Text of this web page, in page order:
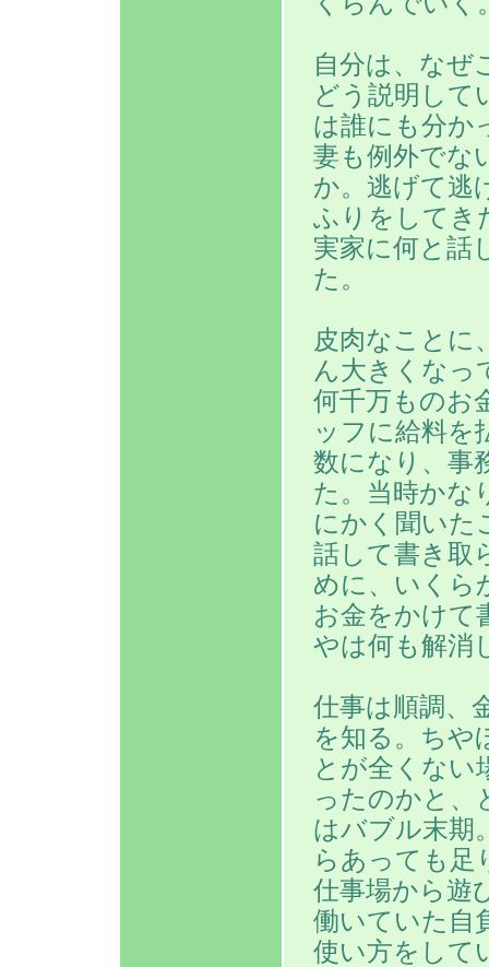
自分は、なぜ
どう説明して
は誰にも分か
妻も例外でな
か。逃げて逃
ふりをしてき
実家に何と話
た。
皮肉なことに
ん大きくなっ
何千万ものお
ッフに給料を
数になり、事
た。当時かな
にかく聞いた
話して書き取
めに、いくら
お金をかけて
やは何も解消
仕事は順調、
を知る。ちや
とが全くない
ったのかと、
はバブル末期
らあっても足
仕事場から遊
働いていた自
使い方をして